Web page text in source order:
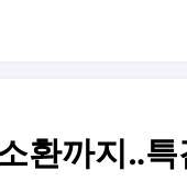
환까지‥특